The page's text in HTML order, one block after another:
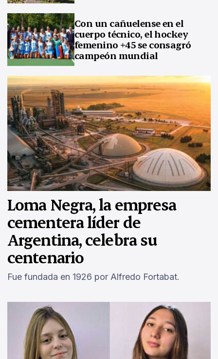
Con un cañuelense en el
cuerpo técnico, el hockey
femenino +45 se consagró
campeón mundial
Loma Negra, la empresa
cementera líder de
Argentina, celebra su
centenario
Fue fundada en 1926 por Alfredo Fortabat.